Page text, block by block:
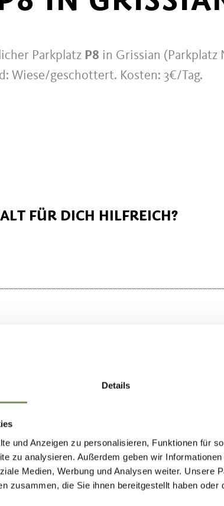
Details
und Anzeigen zu personalisieren, Funktionen für
zu analysieren. Außerdem geben wir
Medien, Werbung und Analysen weiter. Unsere
zusammen, die Sie ihnen bereitgestellt haben
Parkplatz P8 in Grissian (Parkplatz
Wiese/geschottert. Kosten: 3€/Tag.
FÜR DICH HILFREICH?